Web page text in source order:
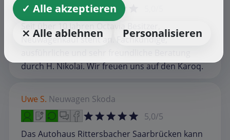
Neuwagenkauf steht an. Fachkundige,
durch H. Nikolai. Wir freuen uns auf den Karoq.
Uwe S. Neuwagen Skoda
5,0/5
Das Autohaus Rittersbacher Saarbrücken kann
✓ Alle akzeptieren
⨯ Alle ablehnen
Personalisieren